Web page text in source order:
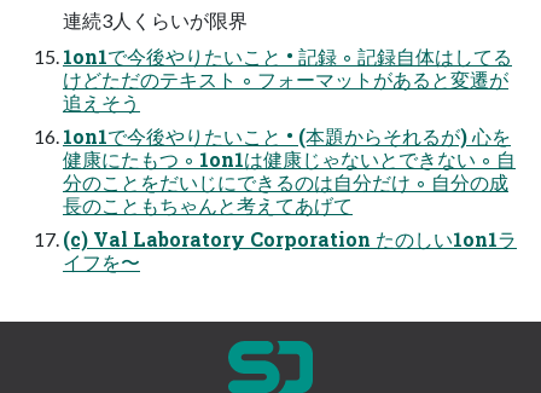
連続3人くらいが限界
1on1で今後やりたいこと • 記録 ◦ 記録自体はしてる
けどただのテキスト ◦ フォーマットがあると変遷が
追えそう
1on1で今後やりたいこと • (本題からそれるが) 心を
健康にたもつ ◦ 1on1は健康じゃないとできない ◦ 自
分のことをだいじにできるのは自分だけ ◦ 自分の成
長のこともちゃんと考えてあげて
(c) Val Laboratory Corporation たのしい1on1ラ
イフを〜